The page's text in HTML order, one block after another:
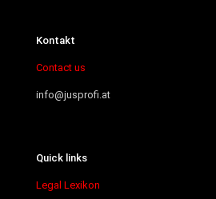
Kontakt
Contact us
info@jusprofi.at
Quick links
Legal Lexikon